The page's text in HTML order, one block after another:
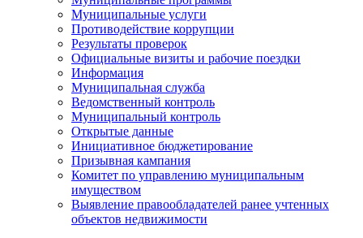
Муниципальные услуги
Противодействие коррупции
Результаты проверок
Официальные визиты и рабочие поездки
Информация
Муниципальная служба
Ведомственный контроль
Муниципальный контроль
Открытые данные
Инициативное бюджетирование
Призывная кампания
Комитет по управлению муниципальным
имуществом
Выявление правообладателей ранее учтенных
объектов недвижимости